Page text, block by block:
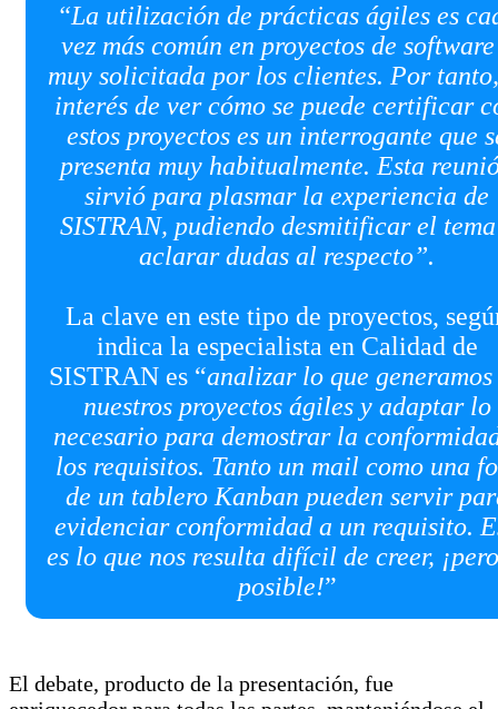
“La utilización de prácticas ágiles es
vez más común en proyectos de
muy solicitada por los clientes. Por
interés de ver cómo se puede certificar
estos proyectos es un interrogante que
presenta muy habitualmente. Esta
sirvió para plasmar la experiencia de
SISTRAN, pudiendo desmitificar el
aclarar dudas al respecto”.
La clave en este tipo de proyectos,
indica la especialista en Calidad de
SISTRAN es “analizar lo que generamos
nuestros proyectos ágiles y adaptar lo
necesario para demostrar la
los requisitos. Tanto un mail como una
de un tablero Kanban pueden servir
evidenciar conformidad a un requisito.
es lo que nos resulta difícil de creer,
posible!”
El debate, producto de la presentación, fue